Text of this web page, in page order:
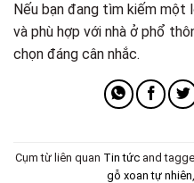
Nếu bạn đang tìm kiếm một
và phù hợp với nhà ở phổ
chọn đáng cân nhắc.
Cụm từ liên quan Tin tức and
gỗ xoan tự nhiên